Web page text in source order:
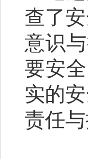
查了
意识
要安
实的
责任